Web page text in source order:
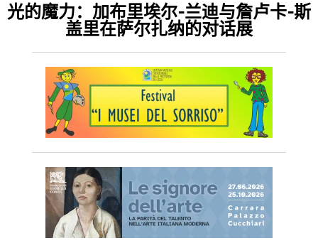
光的魔力：加布里埃尔-兰迪与詹卢卡-斯
盖里在萨尔扎纳的对话展